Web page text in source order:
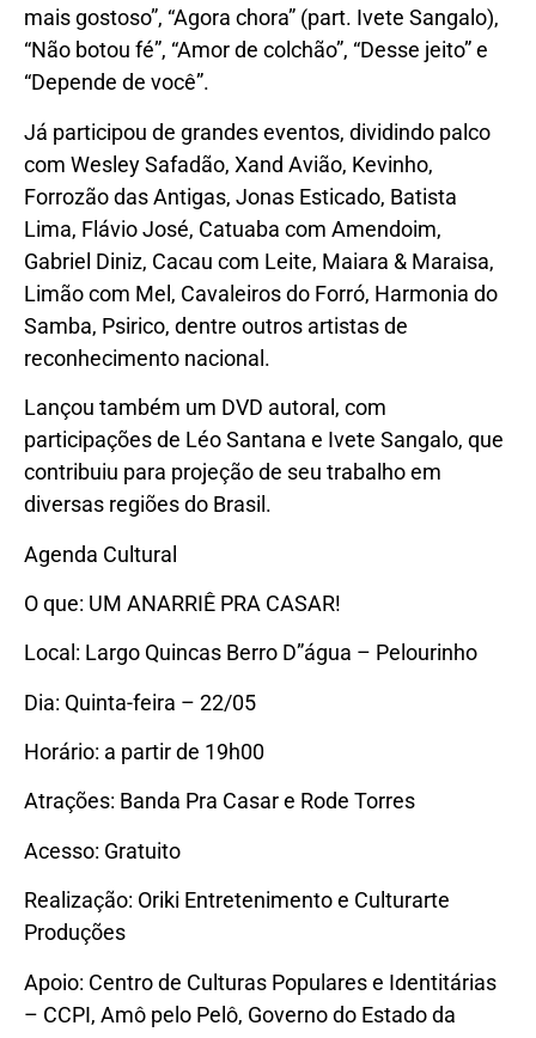
mais gostoso”, “Agora chora” (part. Ivete Sangalo),
“Não botou fé”, “Amor de colchão”, “Desse jeito” e
“Depende de você”.
Já participou de grandes eventos, dividindo palco
com Wesley Safadão, Xand Avião, Kevinho,
Forrozão das Antigas, Jonas Esticado, Batista
Lima, Flávio José, Catuaba com Amendoim,
Gabriel Diniz, Cacau com Leite, Maiara & Maraisa,
Limão com Mel, Cavaleiros do Forró, Harmonia do
Samba, Psirico, dentre outros artistas de
reconhecimento nacional.
Lançou também um DVD autoral, com
participações de Léo Santana e Ivete Sangalo, que
contribuiu para projeção de seu trabalho em
diversas regiões do Brasil.
Agenda Cultural
O que: UM ANARRIÊ PRA CASAR!
Local: Largo Quincas Berro D”água – Pelourinho
Dia: Quinta-feira – 22/05
Horário: a partir de 19h00
Atrações: Banda Pra Casar e Rode Torres
Acesso: Gratuito
Realização: Oriki Entretenimento e Culturarte
Produções
Apoio: Centro de Culturas Populares e Identitárias
– CCPI, Amô pelo Pelô, Governo do Estado da